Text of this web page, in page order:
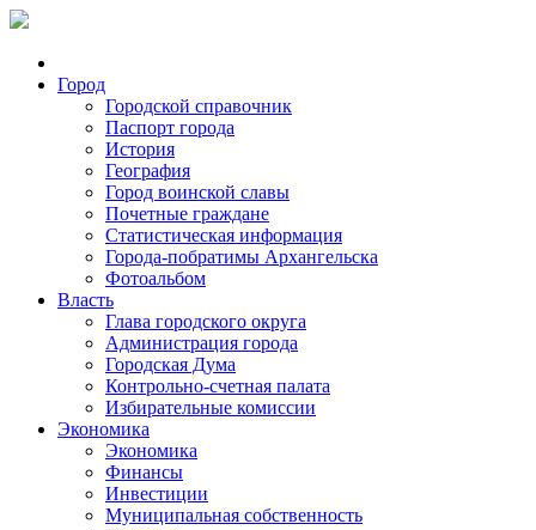
Город
Городской справочник
Паспорт города
История
География
Город воинской славы
Почетные граждане
Статистическая информация
Города-побратимы Архангельска
Фотоальбом
Власть
Глава городского округа
Администрация города
Городская Дума
Контрольно-счетная палата
Избирательные комиссии
Экономика
Экономика
Финансы
Инвестиции
Муниципальная собственность